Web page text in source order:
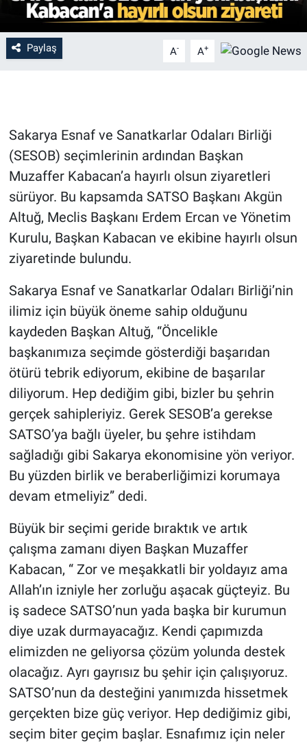
Paylaş A- A+
Sakarya Esnaf ve Sanatkarlar Odaları Birliği
(SESOB) seçimlerinin ardından Başkan
Muzaffer Kabacan’a hayırlı olsun ziyaretleri
sürüyor. Bu kapsamda SATSO Başkanı Akgün
Altuğ, Meclis Başkanı Erdem Ercan ve Yönetim
Kurulu, Başkan Kabacan ve ekibine hayırlı olsun
ziyaretinde bulundu.
Sakarya Esnaf ve Sanatkarlar Odaları Birliği’nin
ilimiz için büyük öneme sahip olduğunu
kaydeden Başkan Altuğ, “Öncelikle
başkanımıza seçimde gösterdiği başarıdan
ötürü tebrik ediyorum, ekibine de başarılar
diliyorum. Hep dediğim gibi, bizler bu şehrin
gerçek sahipleriyiz. Gerek SESOB’a gerekse
SATSO’ya bağlı üyeler, bu şehre istihdam
sağladığı gibi Sakarya ekonomisine yön veriyor.
Bu yüzden birlik ve beraberliğimizi korumaya
devam etmeliyiz” dedi.
Büyük bir seçimi geride bıraktık ve artık
çalışma zamanı diyen Başkan Muzaffer
Kabacan, “ Zor ve meşakkatli bir yoldayız ama
Allah’ın izniyle her zorluğu aşacak güçteyiz. Bu
iş sadece SATSO’nun yada başka bir kurumun
diye uzak durmayacağız. Kendi çapımızda
elimizden ne geliyorsa çözüm yolunda destek
olacağız. Ayrı gayrısız bu şehir için çalışıyoruz.
SATSO’nun da desteğini yanımızda hissetmek
gerçekten bize güç veriyor. Hep dediğimiz gibi,
seçim biter geçim başlar. Esnafımız için neler